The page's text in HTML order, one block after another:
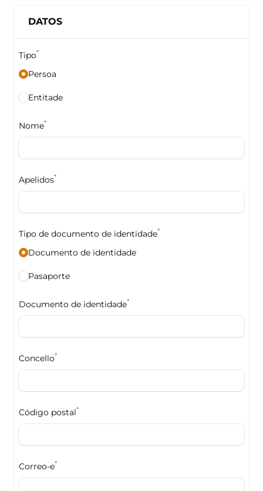
DATOS
Tipo*
Persoa
Entitade
Nome*
Apelidos*
Tipo de documento de identidade*
Documento de identidade
Pasaporte
Documento de identidade*
Concello*
Código postal*
Correo-e*